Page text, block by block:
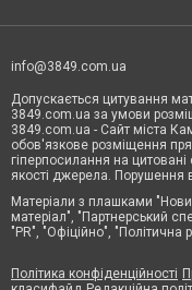
info@3849.com.ua
Допускається цитування
3849.com.ua за умови
3849.com.ua - Сайт міста
обов'язкове розміщення
гіперпосилання на цитовані
якості джерела. Порушення
Матеріали з плашками
матеріал", "Партнерський
"PR", "Офіційно",
Політика конфіденційності